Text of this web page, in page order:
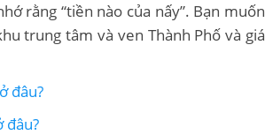
rằng “tiền nào của nấy”. Bạn muốn
trung tâm và ven Thành Phố và giá
đâu?
đâu?